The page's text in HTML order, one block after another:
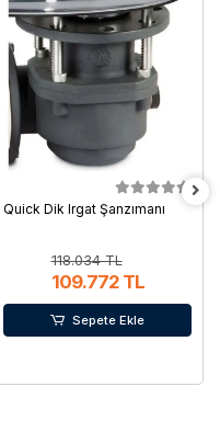
Quick Dik Irgat Şanzımanı
118.034 TL
109.772 TL
Sepete Ekle